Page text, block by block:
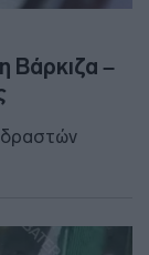
Βάρκιζα –
δραστών